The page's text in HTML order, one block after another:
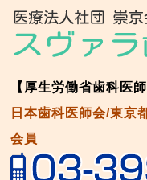
【厚生労働省歯科医
日本歯科医師会/東京
会員